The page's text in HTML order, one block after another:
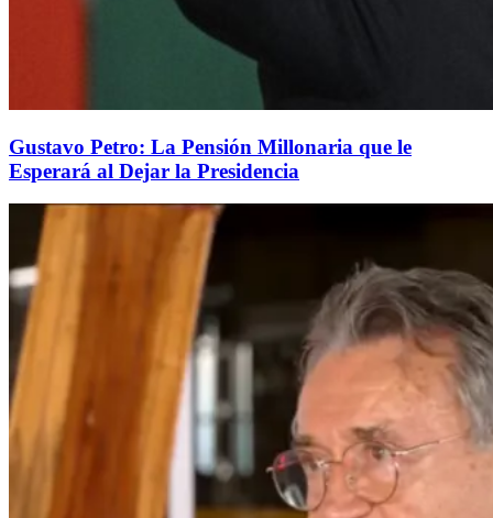
Gustavo Petro: La Pensión Millonaria que le
Esperará al Dejar la Presidencia